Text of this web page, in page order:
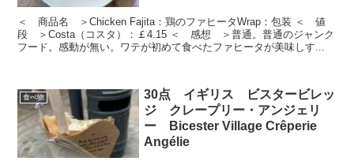
＜ 商品名 ＞Chicken Fajita：鶏のファヒータWrap：包装 ＜ 値
段 ＞Costa（コスタ）：￡4.15 ＜ 感想 ＞普通。普通のジャンク
フード。感動が無い。ワテが初めて食べたファヒータが美味しす...
食べ物
30点 イギリス ビスタービレッ
ジ クレープリー・アンジェリ
ー Bicester Village Crêperie
Angélie